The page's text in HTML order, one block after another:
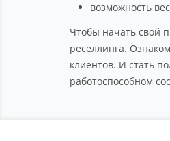
возможность
Чтобы начать свой
реселлинга.
клиентов. И стать
работоспособном